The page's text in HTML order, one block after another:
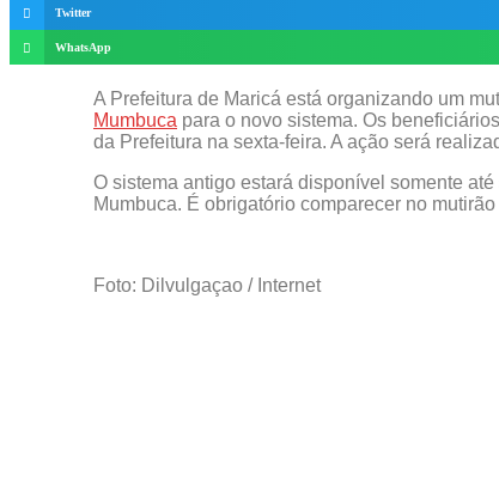
Twitter
WhatsApp
A Prefeitura de Maricá está organizando um
Mumbuca para o novo sistema. Os
da Prefeitura na sexta-feira. A ação será
O sistema antigo estará disponível somente
Mumbuca. É obrigatório comparecer no
Foto: Dilvulgaçao / Internet